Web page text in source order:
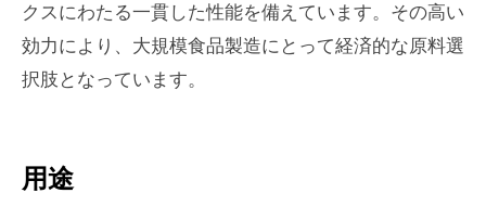
クスにわたる一貫した性能を備えています。その高い
効力により、大規模食品製造にとって経済的な原料選
択肢となっています。
用途